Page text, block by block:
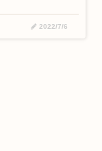
2022/7/6